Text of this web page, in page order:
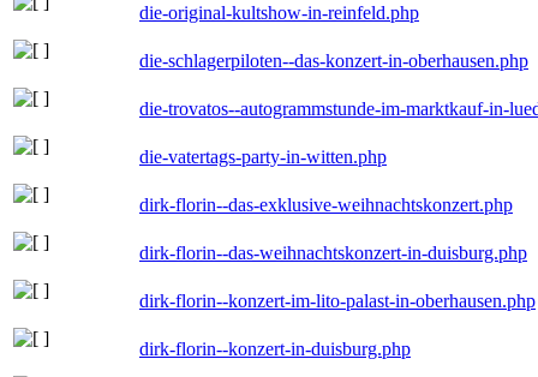
die-original-kultshow-in-reinfeld.php
die-schlagerpiloten--das-konzert-in-oberhausen.php
die-trovatos--autogrammstunde-im-marktkauf-in-
die-vatertags-party-in-witten.php
dirk-florin--das-exklusive-weihnachtskonzert.php
dirk-florin--das-weihnachtskonzert-in-duisburg.php
dirk-florin--konzert-im-lito-palast-in-oberhausen.php
dirk-florin--konzert-in-duisburg.php